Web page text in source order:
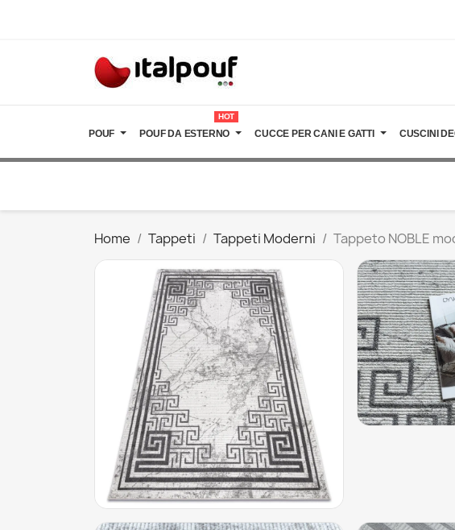
POUF POUF DA ESTERNO
HOT
CUCCE PER CANI E GATTI CUSCINI
Home Tappeti Tappeti Moderni Tappeto NOBLE